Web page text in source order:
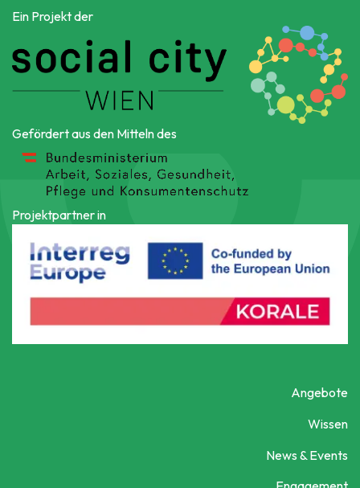
Ein Projekt der
Gefördert aus den Mitteln des
Projektpartner in
Angebote
Wissen
News & Events